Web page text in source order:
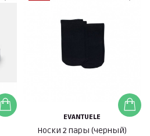
EVANTUELE
Носки 2 пары (черный)